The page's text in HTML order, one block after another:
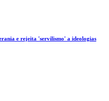
e rejeita 'servilismo' a ideologias